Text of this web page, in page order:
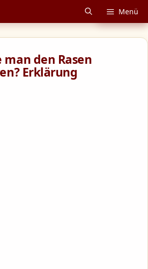
Menü
den Rasen
Erklärung